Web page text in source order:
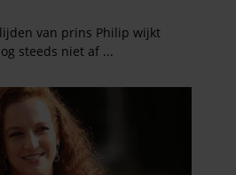
cookies als u onze website blijft